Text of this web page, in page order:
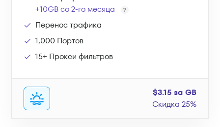
+10GB со 2-го месяца
Перенос трафика
1,000 Портов
15+ Прокси фильтров
$3.15 за GB
Скидка 25%